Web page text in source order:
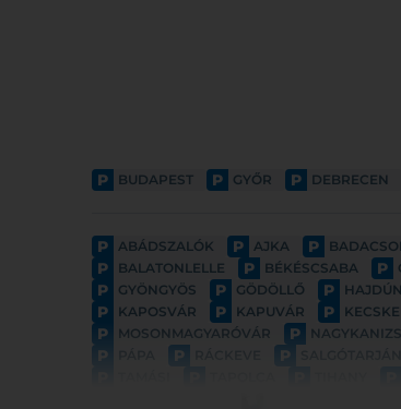
P BUDAPEST P GYŐR P DEBRECEN
P ABÁDSZALÓK P AJKA P
P BALATONLELLE P BÉKÉSCSABA P
P GYÖNGYÖS P GÖDÖLLŐ P
P KAPOSVÁR P KAPUVÁR P
P MOSONMAGYARÓVÁR P
P P P